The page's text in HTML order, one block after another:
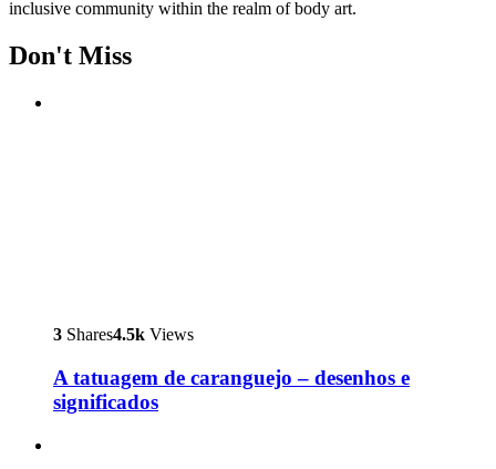
inclusive community within the realm of body art.
Don't Miss
3 Shares4.5k Views
A tatuagem de caranguejo – desenhos e
significados